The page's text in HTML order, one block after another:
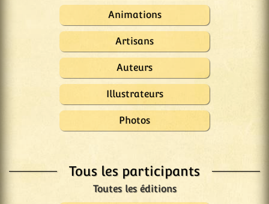
Animations
Artisans
Auteurs
Illustrateurs
Photos
Tous les participants